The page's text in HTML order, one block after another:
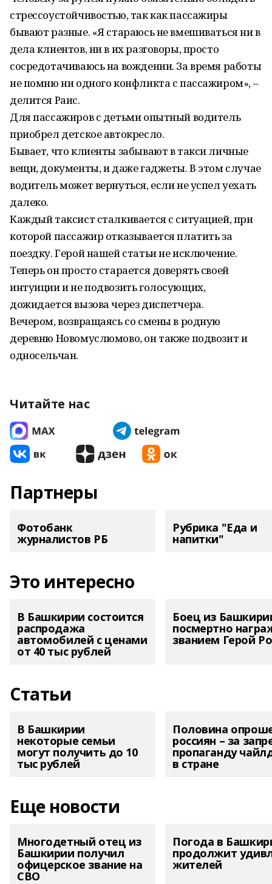
стрессоустойчивостью, так как пассажиры
бывают разные. «Я стараюсь не вмешиваться ни в
дела клиентов, ни в их разговоры, просто
сосредотачиваюсь на вождении. За время работы
не помню ни одного конфликта с пассажиром», –
делится Раис.
Для пассажиров с детьми опытный водитель
приобрел детское автокресло.
Бывает, что клиенты забывают в такси личные
вещи, документы, и даже гаджеты. В этом случае
водитель может вернуться, если не успел уехать
далеко.
Каждый таксист сталкивается с ситуацией, при
которой пассажир отказывается платить за
поездку. Герой нашей статьи не исключение.
Теперь он просто старается доверять своей
интуиции и не подвозить голосующих,
дожидается вызова через диспетчера.
Вечером, возвращаясь со смены в родную
деревню Новомуслюмово, он также подвозит и
односельчан.
Читайте нас
Партнеры
Фотобанк
журналистов РБ
Рубрика "Еда и
напитки"
Это интересно
В Башкирии состоится
распродажа
автомобилей с ценами
от 40 тыс рублей
Боец из
посмертно
званием Герой
Статьи
В Башкирии
некоторые семьи
могут получить до 10
тыс рублей
Половина
россиян – за
пропаганду
в стране
Еще новости
Многодетный отец из
Башкирии получил
офицерское звание на
СВО
Погода в
продолжит
жителей